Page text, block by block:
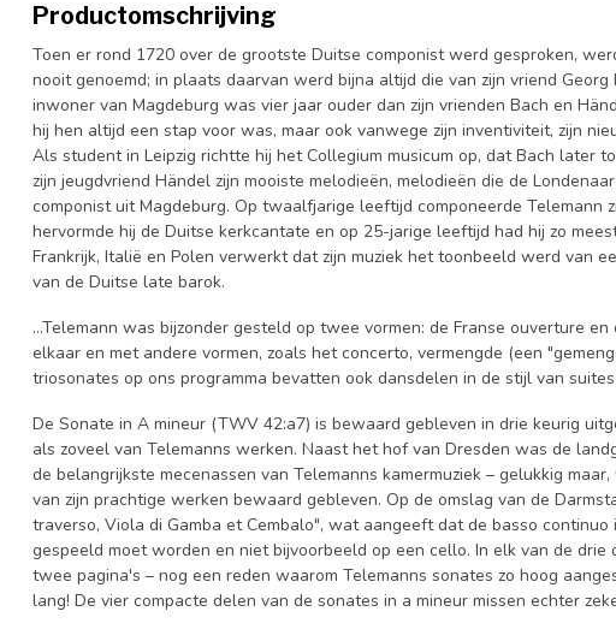
Productomschrijving
Toen er rond 1720 over de grootste Duitse componist werd gesproken,
nooit genoemd; in plaats daarvan werd bijna altijd die van zijn vriend Georg
inwoner van Magdeburg was vier jaar ouder dan zijn vrienden Bach en
hij hen altijd een stap voor was, maar ook vanwege zijn inventiviteit, zijn
Als student in Leipzig richtte hij het Collegium musicum op, dat Bach later
zijn jeugdvriend Händel zijn mooiste melodieën, melodieën die de
componist uit Magdeburg. Op twaalfjarige leeftijd componeerde Telemann
hervormde hij de Duitse kerkcantate en op 25-jarige leeftijd had hij zo
Frankrijk, Italië en Polen verwerkt dat zijn muziek het toonbeeld werd van
van de Duitse late barok.
...Telemann was bijzonder gesteld op twee vormen: de Franse ouverture
elkaar en met andere vormen, zoals het concerto, vermengde (een
triosonates op ons programma bevatten ook dansdelen in de stijl van
De Sonate in A mineur (TWV 42:a7) is bewaard gebleven in drie keurig
als zoveel van Telemanns werken. Naast het hof van Dresden was de
de belangrijkste mecenassen van Telemanns kamermuziek – gelukkig
van zijn prachtige werken bewaard gebleven. Op de omslag van de
traverso, Viola di Gamba et Cembalo", wat aangeeft dat de basso
gespeeld moet worden en niet bijvoorbeeld op een cello. In elk van de
twee pagina's – nog een reden waarom Telemanns sonates zo hoog
lang! De vier compacte delen van de sonates in a mineur missen echter